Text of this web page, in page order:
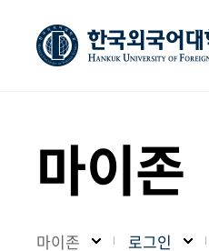
마이존
마이존 로그인